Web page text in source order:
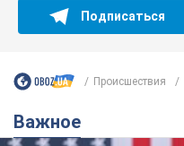
Подписаться
Происшествия
Важное